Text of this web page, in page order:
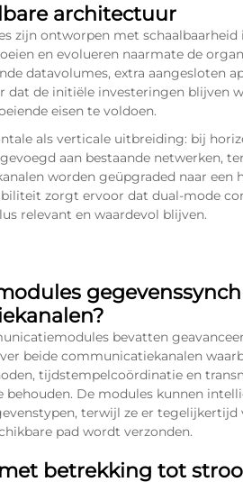
architectuur
zijn ontworpen met schaalbaarheid
en evolueren naarmate de
datavolumes, extra aangesloten
de initiële investeringen blijven
eisen te voldoen.
als verticale uitbreiding: bij
aan bestaande netwerken,
worden geüpgraded naar een
zorgt ervoor dat dual-mode
relevant en waardevol blijven.
bevatten
beide communicatiekanalen
tijdstempelcoördinatie en
De modules kunnen
terwijl ze er
pad wordt verzonden.
betrekking tot